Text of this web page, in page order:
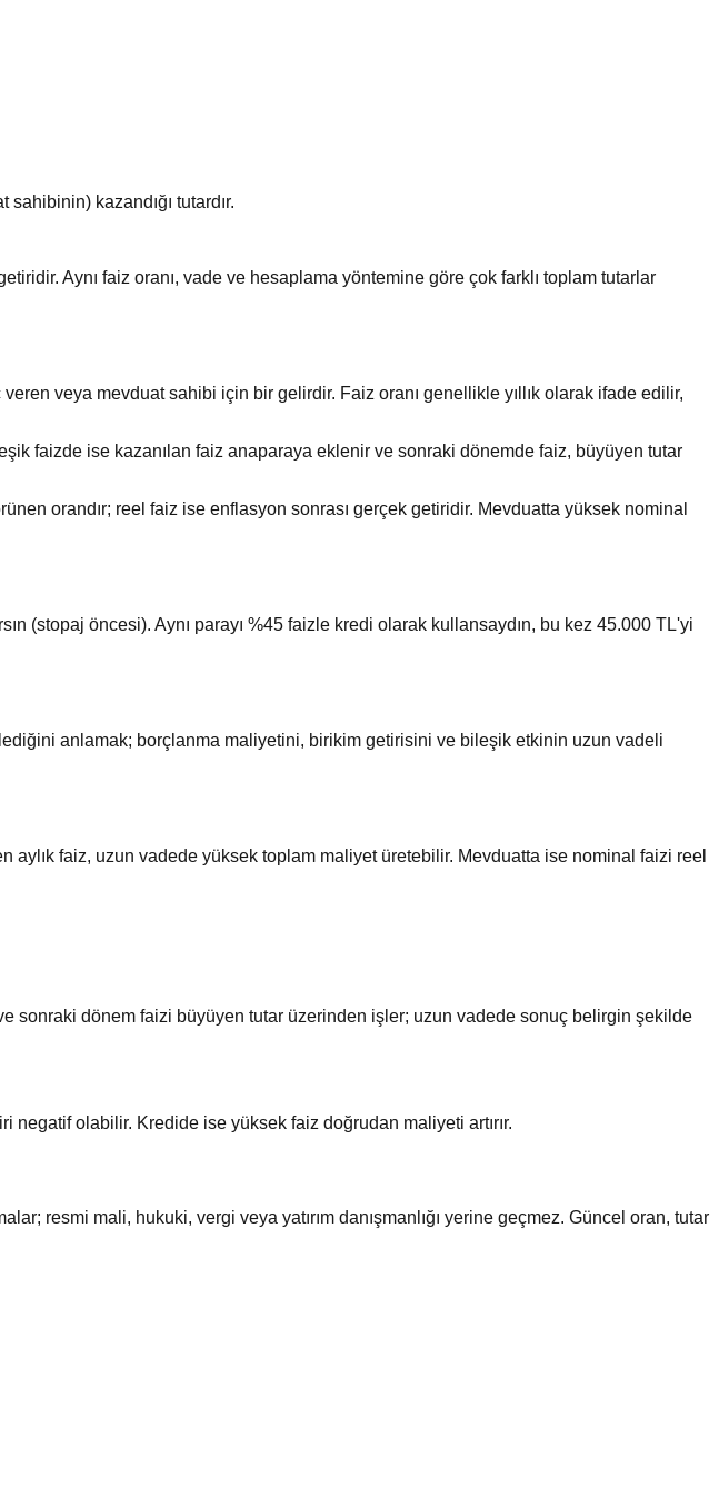
kazandığı tutardır.
Aynı faiz oranı, vade ve hesaplama yöntemine göre çok farklı toplam tutarlar
veya mevduat sahibi için bir gelirdir. Faiz oranı genellikle yıllık olarak ifade edilir,
faizde ise kazanılan faiz anaparaya eklenir ve sonraki dönemde faiz, büyüyen tutar
orandır; reel faiz ise enflasyon sonrası gerçek getiridir. Mevduatta yüksek nominal
(stopaj öncesi). Aynı parayı %45 faizle kredi olarak kullansaydın, bu kez 45.000 TL'yi
anlamak; borçlanma maliyetini, birikim getirisini ve bileşik etkinin uzun vadeli
aylık faiz, uzun vadede yüksek toplam maliyet üretebilir. Mevduatta ise nominal faizi reel
sonraki dönem faizi büyüyen tutar üzerinden işler; uzun vadede sonuç belirgin şekilde
olabilir. Kredide ise yüksek faiz doğrudan maliyeti artırır.
resmi mali, hukuki, vergi veya yatırım danışmanlığı yerine geçmez. Güncel oran, tutar